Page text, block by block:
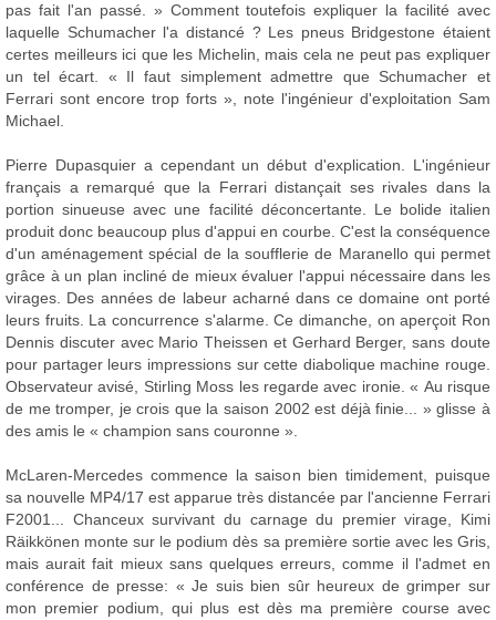
pas fait l'an passé. » Comment toutefois expliquer la facilité avec
laquelle Schumacher l'a distancé ? Les pneus Bridgestone étaient
certes meilleurs ici que les Michelin, mais cela ne peut pas expliquer
un tel écart. « Il faut simplement admettre que Schumacher et
Ferrari sont encore trop forts », note l'ingénieur d'exploitation Sam
Michael.
Pierre Dupasquier a cependant un début d'explication. L'ingénieur
français a remarqué que la Ferrari distançait ses rivales dans la
portion sinueuse avec une facilité déconcertante. Le bolide italien
produit donc beaucoup plus d'appui en courbe. C'est la conséquence
d'un aménagement spécial de la soufflerie de Maranello qui permet
grâce à un plan incliné de mieux évaluer l'appui nécessaire dans les
virages. Des années de labeur acharné dans ce domaine ont porté
leurs fruits. La concurrence s'alarme. Ce dimanche, on aperçoit Ron
Dennis discuter avec Mario Theissen et Gerhard Berger, sans doute
pour partager leurs impressions sur cette diabolique machine rouge.
Observateur avisé, Stirling Moss les regarde avec ironie. « Au risque
de me tromper, je crois que la saison 2002 est déjà finie... » glisse à
des amis le « champion sans couronne ».
McLaren-Mercedes commence la saison bien timidement, puisque
sa nouvelle MP4/17 est apparue très distancée par l'ancienne Ferrari
F2001... Chanceux survivant du carnage du premier virage, Kimi
Räikkönen monte sur le podium dès sa première sortie avec les Gris,
mais aurait fait mieux sans quelques erreurs, comme il l'admet en
conférence de presse: « Je suis bien sûr heureux de grimper sur
mon premier podium, qui plus est dès ma première course avec